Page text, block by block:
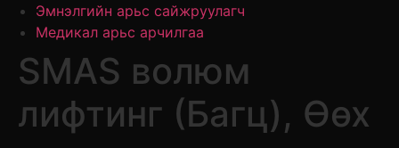
Эмнэлгийн арьс сайжруулагч
Медикал арьс арчилгаа
SMAS волюм
лифтинг (Багц), Өөх